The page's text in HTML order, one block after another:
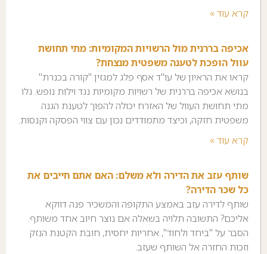
קרא עוד »
אכיפה בררנית מול הרשויות המקומיות: מתי תחושת
עוול הופכת לטענה משפטית מנצחת?
קראו את הראיון של עו"ד אסף פלג למגזין "קורה בכנרת"
בנושא אכיפה בררנית של רשויות מקומיות נגד וילות נופש. גלו
מתי תחושת העוול של האזרח יכולה להפוך לטענת הגנה
משפטית חזקה, וכיצד מתמודדים נכון עם צווי הפסקה וקנסות.
קרא עוד »
שותף עזב את הדירה ולא משלם: האם אתם חייבים את
כל שכר הדירה?
שותף לדירה עזב באמצע התקופה והמשכיר פנה דווקא
אליכם? התשובה תלויה בשאלה אם נוצר חיוב אחד משותף.
הסבר על "ביחד ולחוד", אחריות יחסית, חובת הקטנת הנזק
וזכות החזרה אל השותף שעזב.